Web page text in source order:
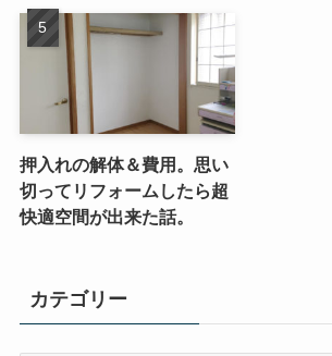
押入れの解体＆費用。思い
切ってリフォームしたら超
快適空間が出来た話。
カテゴリー